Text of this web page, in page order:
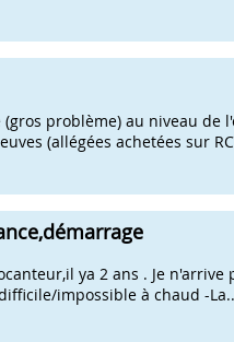
problème) au niveau de
(allégées achetées sur
ya 2 ans . Je n'arrive
impossible à chaud -